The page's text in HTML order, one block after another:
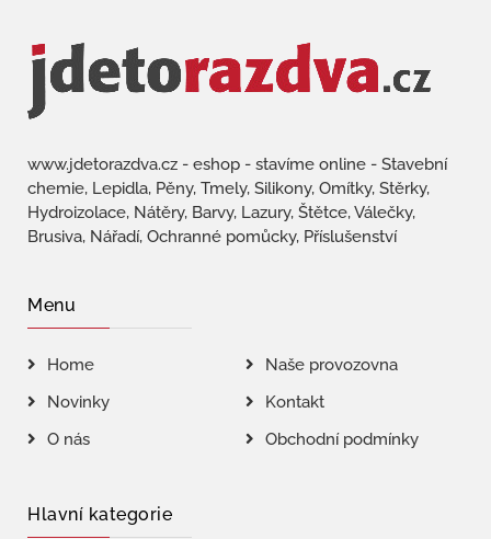
www.jdetorazdva.cz - eshop - stavíme online - Stavební
chemie, Lepidla, Pěny, Tmely, Silikony, Omítky, Stěrky,
Hydroizolace, Nátěry, Barvy, Lazury, Štětce, Válečky,
Brusiva, Nářadí, Ochranné pomůcky, Příslušenství
Menu
Home
Naše provozovna
Novinky
Kontakt
O nás
Obchodní podmínky
Hlavní kategorie